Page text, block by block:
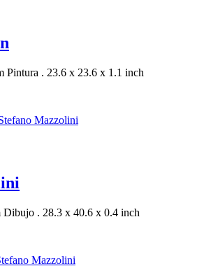
Pintura . 23.6 x 23.6 x 1.1 inch
Dibujo . 28.3 x 40.6 x 0.4 inch